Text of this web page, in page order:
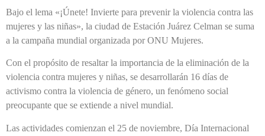
Bajo el lema «¡Únete! Invierte para prevenir la violencia contra las
mujeres y las niñas», la ciudad de Estación Juárez Celman se suma
a la campaña mundial organizada por ONU Mujeres.
Con el propósito de resaltar la importancia de la eliminación de la
violencia contra mujeres y niñas, se desarrollarán 16 días de
activismo contra la violencia de género, un fenómeno social
preocupante que se extiende a nivel mundial.
Las actividades comienzan el 25 de noviembre, Día Internacional